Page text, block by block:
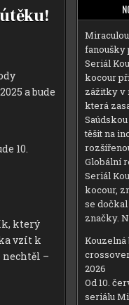
a bude
10.
který
vzít k
nechtěl –
fanoušky
Seriál
kocour
zážitky v
která
těšit na
Globální
Seriál
kocour,
se
značky.
Kouzelná
2026
Od 10.
seriálu